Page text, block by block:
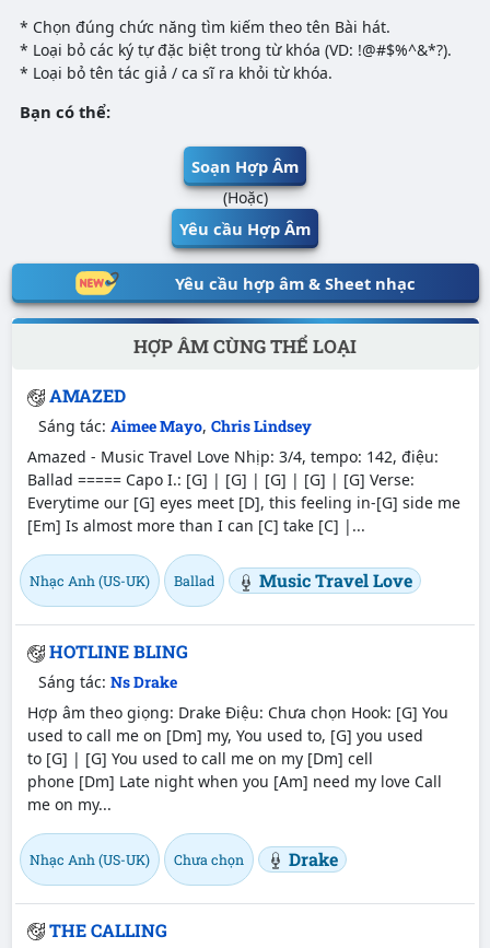
* Chọn đúng chức năng tìm kiếm theo tên Bài hát.
* Loại bỏ các ký tự đặc biệt trong từ khóa (VD: !@#$%^&*?).
* Loại bỏ tên tác giả / ca sĩ ra khỏi từ khóa.
Bạn có thể:
Soạn Hợp Âm
(Hoặc)
Yêu cầu Hợp Âm
Yêu cầu hợp âm & Sheet nhạc
HỢP ÂM CÙNG THỂ LOẠI
AMAZED
Sáng tác: Aimee Mayo, Chris Lindsey
Amazed - Music Travel Love Nhịp: 3/4, tempo: 142, điệu:
Ballad ===== Capo I.: [G] | [G] | [G] | [G] | [G] Verse:
Everytime our [G] eyes meet [D], this feeling in-[G] side me
[Em] Is almost more than I can [C] take [C] |...
Nhạc Anh (US-UK) Ballad Music Travel Love
HOTLINE BLING
Sáng tác: Ns Drake
Hợp âm theo giọng: Drake Điệu: Chưa chọn Hook: [G] You
used to call me on [Dm] my, You used to, [G] you used
to [G] | [G] You used to call me on my [Dm] cell
phone [Dm] Late night when you [Am] need my love Call
me on my...
Nhạc Anh (US-UK) Chưa chọn Drake
THE CALLING